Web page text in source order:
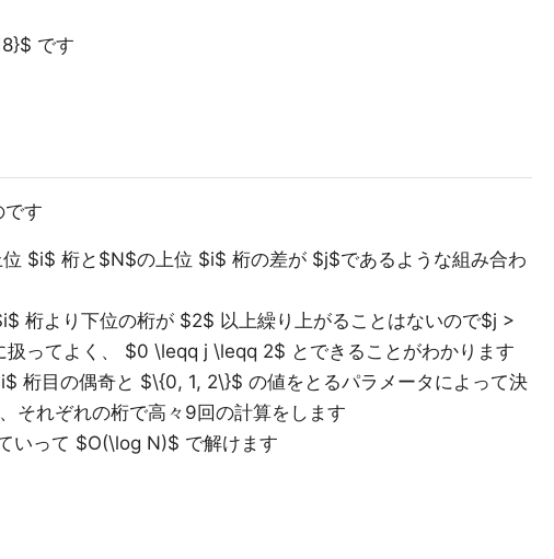
です
です
$i$ 桁と$N$の上位 $i$ 桁の差が $j$であるような組み合わ
桁より下位の桁が $2$ 以上繰り上がることはないので$j >
ってよく、 $0 \leqq j \leqq 2$ とできることがわかります
桁目の偶奇と $\{0, 1, 2\}$ の値をとるパラメータによって決
それぞれの桁で高々9回の計算をします
いって $O(\log N)$ で解けます